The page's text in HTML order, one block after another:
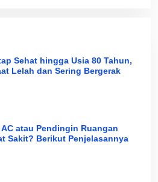
Sehat hingga Usia 80 Tahun,
Lelah dan Sering Bergerak
atau Pendingin Ruangan
Sakit? Berikut Penjelasannya